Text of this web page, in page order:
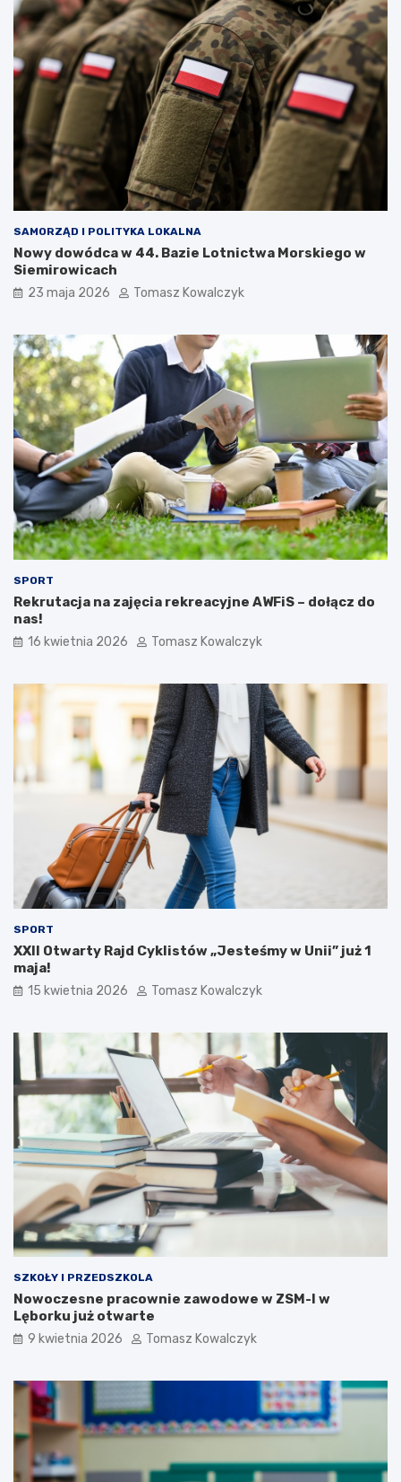
SAMORZĄD I POLITYKA LOKALNA
Nowy dowódca w 44. Bazie Lotnictwa Morskiego w
Siemirowicach
23 maja 2026 Tomasz Kowalczyk
SPORT
Rekrutacja na zajęcia rekreacyjne AWFiS – dołącz do
nas!
16 kwietnia 2026 Tomasz Kowalczyk
SPORT
XXII Otwarty Rajd Cyklistów „Jesteśmy w Unii” już 1
maja!
15 kwietnia 2026 Tomasz Kowalczyk
SZKOŁY I PRZEDSZKOLA
Nowoczesne pracownie zawodowe w ZSM-I w
Lęborku już otwarte
9 kwietnia 2026 Tomasz Kowalczyk